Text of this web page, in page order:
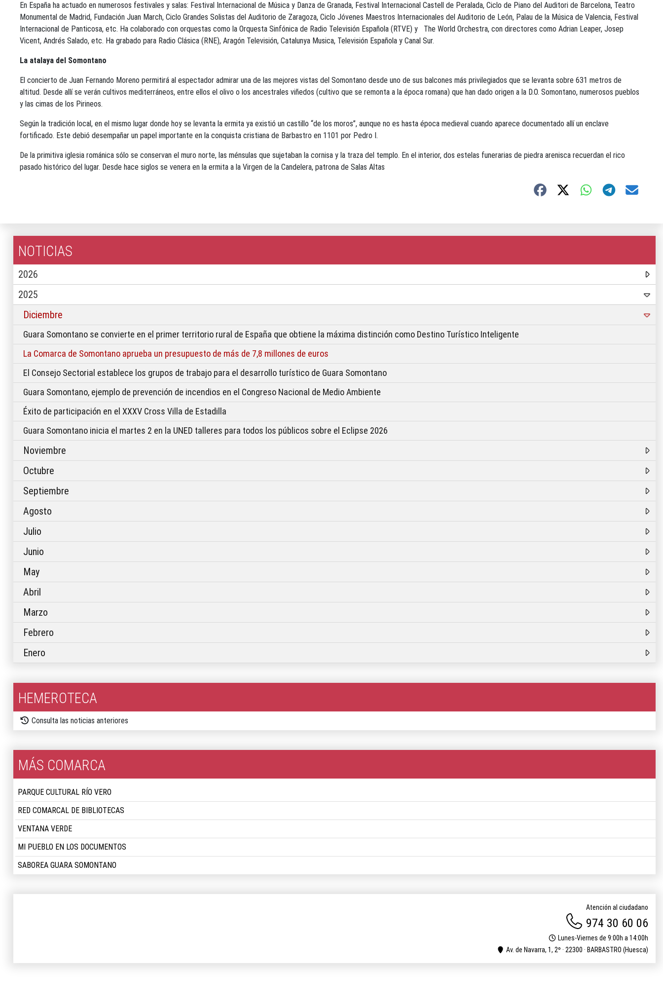
En España ha actuado en numerosos festivales y salas: Festival Internacional de Música y Danza de Granada, Festival Internacional Castell de Peralada, Ciclo de Piano del Auditori de Barcelona, Teatro
Monumental de Madrid, Fundación Juan March, Ciclo Grandes Solistas del Auditorio de Zaragoza, Ciclo Jóvenes Maestros Internacionales del Auditorio de León, Palau de la Música de Valencia, Festival
Internacional de Panticosa, etc. Ha colaborado con orquestas como la Orquesta Sinfónica de Radio Televisión Española (RTVE) y The World Orchestra, con directores como Adrian Leaper, Josep
Vicent, Andrés Salado, etc. Ha grabado para Radio Clásica (RNE), Aragón Televisión, Catalunya Musica, Televisión Española y Canal Sur.
La atalaya del Somontano
El concierto de Juan Fernando Moreno permitirá al espectador admirar una de las mejores vistas del Somontano desde uno de sus balcones más privilegiados que se levanta sobre 631 metros de
altitud. Desde allí se verán cultivos mediterráneos, entre ellos el olivo o los ancestrales viñedos (cultivo que se remonta a la época romana) que han dado origen a la D.O. Somontano, numerosos pueblos
y las cimas de los Pirineos.
Según la tradición local, en el mismo lugar donde hoy se levanta la ermita ya existió un castillo “de los moros”, aunque no es hasta época medieval cuando aparece documentado allí un enclave
fortificado. Este debió desempañar un papel importante en la conquista cristiana de Barbastro en 1101 por Pedro I.
De la primitiva iglesia románica sólo se conservan el muro norte, las ménsulas que sujetaban la cornisa y la traza del templo. En el interior, dos estelas funerarias de piedra arenisca recuerdan el rico
pasado histórico del lugar. Desde hace siglos se venera en la ermita a la Virgen de la Candelera, patrona de Salas Altas
NOTICIAS
2026
2025
Diciembre
Guara Somontano se convierte en el primer territorio rural de España que obtiene la máxima distinción como Destino Turístico Inteligente
La Comarca de Somontano aprueba un presupuesto de más de 7,8 millones de euros
El Consejo Sectorial establece los grupos de trabajo para el desarrollo turístico de Guara Somontano
Guara Somontano, ejemplo de prevención de incendios en el Congreso Nacional de Medio Ambiente
Éxito de participación en el XXXV Cross Villa de Estadilla
Guara Somontano inicia el martes 2 en la UNED talleres para todos los públicos sobre el Eclipse 2026
Noviembre
Octubre
Septiembre
Agosto
Julio
Junio
May
Abril
Marzo
Febrero
Enero
HEMEROTECA
Consulta las noticias anteriores
MÁS COMARCA
PARQUE CULTURAL RÍO VERO
RED COMARCAL DE BIBLIOTECAS
VENTANA VERDE
MI PUEBLO EN LOS DOCUMENTOS
SABOREA GUARA SOMONTANO
Atención al ciudadano
974 30 60 06
Lunes-Viernes de 9:00h a 14:00h
Av. de Navarra, 1, 2º · 22300 · BARBASTRO (Huesca)